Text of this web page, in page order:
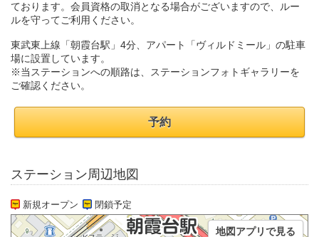
ております。会員資格の取消となる場合がございますので、ルー
ルを守ってご利用ください。
東武東上線「朝霞台駅」4分、アパート「ヴィルドミール」の駐車
場に設置しています。
※当ステーションへの順路は、ステーションフォトギャラリーを
ご確認ください。
予約
ステーション周辺地図
新規オープン 閉鎖予定
地図アプリで見る